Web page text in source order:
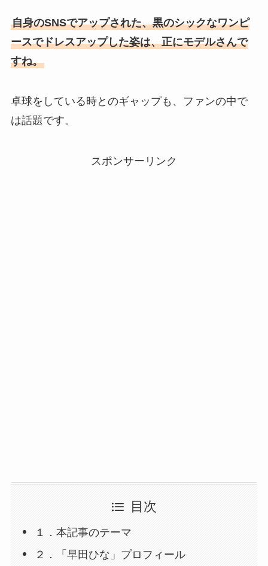
自身のSNSでアップされた、黒のシックなワンピ
ースでドレスアップした姿は、正にモデルさんで
すね。
卓球をしている時とのギャップも、ファンの中で
は話題です。
スポンサーリンク
目次
１．本記事のテーマ
２．「早田ひな」プロフィール